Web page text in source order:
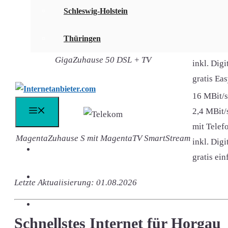
Schleswig-Holstein
Thüringen
GigaZuhause 50 DSL + TV
inkl.
gratis
MagentaZuhause S mit MagentaTV SmartStream
16 MBit/s
2,4 MBit/
mit
inkl.
gratis
Letzte Aktualisierung: 01.08.2026
Schnellstes Internet für Horgau